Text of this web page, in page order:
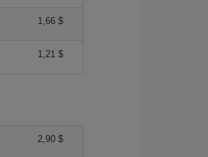
1,66 $
1,21 $
2,90 $